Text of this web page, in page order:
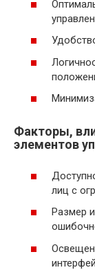
Факторы,
элементов
лиц с
Размер